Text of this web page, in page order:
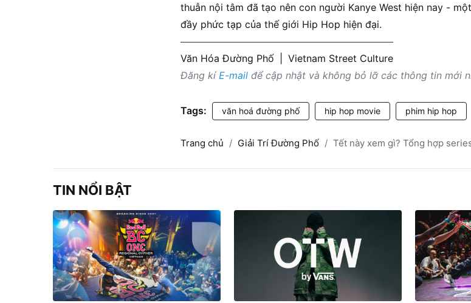
thuẫn nội tâm đã tạo nên con người Kanye West hiện nay -
đầy phức tạp của thế giới Hip Hop hiện đại.
Văn Hóa Đường Phố
Vietnam Street Culture
Đăng kí E-mail để cập nhật và không bỏ lỡ các thông tin mới
Tags: văn hoá đường phố hip hop movie phim hip hop
Trang chủ Giải Trí Đường Phố Tết này xem gì? Tổng hợp
TIN NỔI BẬT